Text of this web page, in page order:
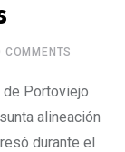
COMMENTS
de Portoviejo
alineación
durante el